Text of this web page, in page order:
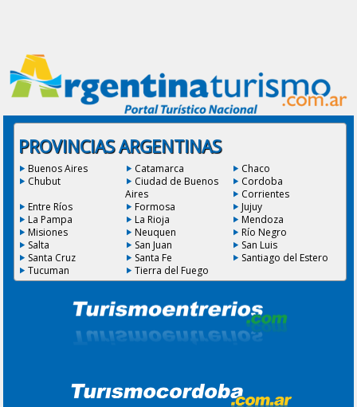
PROVINCIAS ARGENTINAS
Buenos Aires Catamarca
Chaco
Chubut
Ciudad de Buenos
Aires
Cordoba
Corrientes
Entre Ríos
Formosa
Jujuy
La Pampa
La Rioja
Mendoza
Misiones
Neuquen
Río Negro
Salta
San Juan
San Luis
Santa Cruz
Santa Fe
Santiago del Estero
Tucuman
Tierra del Fuego